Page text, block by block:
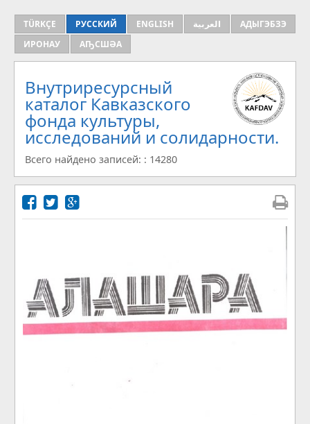
TÜRKÇE РУССКИЙ ENGLISH العربية
АДЫГЭБЗЭ
ИРОНАУ
АҦСШӘА
Внутриресурсный
каталог Кавказского
фонда культуры,
исследований и солидарности.
Всего найдено записей: : 14280